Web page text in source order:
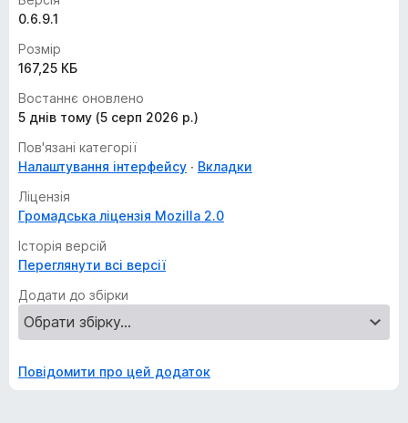
0.6.9.1
Розмір
167,25 КБ
Востаннє оновлено
5 днів тому (5 серп 2026 р.)
Пов'язані категорії
Налаштування інтерфейсу
Вкладки
Ліцензія
Громадська ліцензія Mozilla 2.0
Історія версій
Переглянути всі версії
Додати до збірки
Повідомити про цей додаток